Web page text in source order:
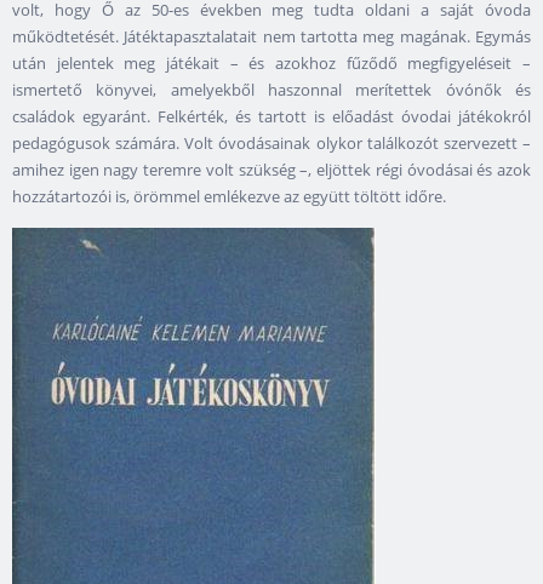
volt, hogy Ő az 50-es években meg tudta oldani a saját óvoda
működtetését. Játéktapasztalatait nem tartotta meg magának. Egymás
után jelentek meg játékait – és azokhoz fűződő megfigyeléseit –
ismertető könyvei, amelyekből haszonnal merítettek óvónők és
családok egyaránt. Felkérték, és tartott is előadást óvodai játékokról
pedagógusok számára. Volt óvodásainak olykor találkozót szervezett –
amihez igen nagy teremre volt szükség –, eljöttek régi óvodásai és azok
hozzátartozói is, örömmel emlékezve az együtt töltött időre.